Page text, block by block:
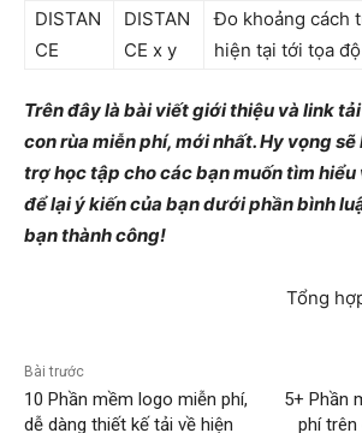
DISTAN
CE
DISTAN
CE x y
Đo khoảng cách
hiện tại tới tọa
Trên đây là bài viết giới thiệu và link
con rùa miễn phí, mới nhất. Hy vọng sẽ
trợ học tập cho các bạn muốn tìm hiểu
để lại ý kiến của bạn dưới phần bình
bạn thành công!
Tổng
Bài trước
10 Phần mềm logo miễn phí,
dễ dàng thiết kế tải về hiện
5+ Phần
phí